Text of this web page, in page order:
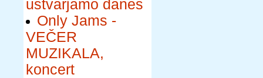
ustvarjamo danes
Only Jams -
VEČER
MUZIKALA,
koncert